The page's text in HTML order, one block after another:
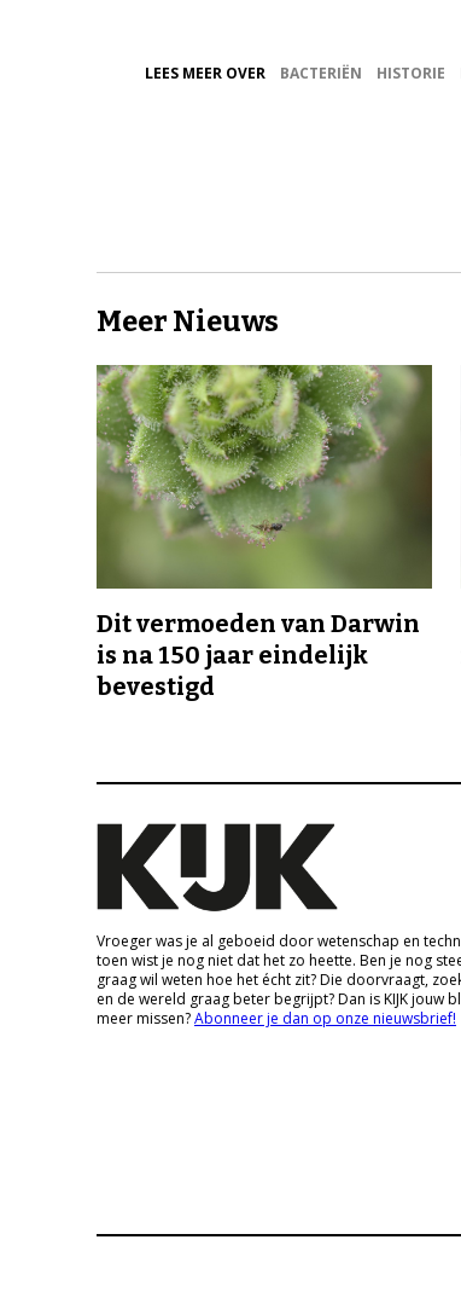
LEES MEER OVER BACTERIËN HISTORIE
Meer Nieuws
Dit vermoeden van Darwin
is na 150 jaar eindelijk
bevestigd
Vroeger was je al geboeid door wetenschap en
toen wist je nog niet dat het zo heette. Ben je nog
graag wil weten hoe het écht zit? Die doorvraagt,
en de wereld graag beter begrijpt? Dan is KIJK jouw
meer missen?Abonneer je dan op onze nieuwsbrief!